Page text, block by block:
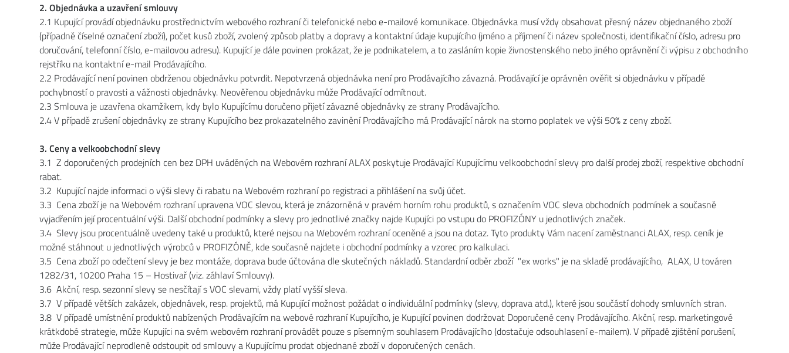
2. Objednávka a uzavření smlouvy
2.1 Kupující provádí objednávku prostřednictvím webového rozhraní či telefonické nebo e-mailové komunikace. Objednávka musí vždy obsahovat přesný název objednaného zboží
(případně číselné označení zboží), počet kusů zboží, zvolený způsob platby a dopravy a kontaktní údaje kupujícího (jméno a příjmení či název společnosti, identifikační číslo, adresu pro
doručování, telefonní číslo, e-mailovou adresu). Kupující je dále povinen prokázat, že je podnikatelem, a to zasláním kopie živnostenského nebo jiného oprávnění či výpisu z obchodního
rejstříku na kontaktní e-mail Prodávajícího.
2.2 Prodávající není povinen obdrženou objednávku potvrdit. Nepotvrzená objednávka není pro Prodávajícího závazná. Prodávající je oprávněn ověřit si objednávku v případě
pochybností o pravosti a vážnosti objednávky. Neověřenou objednávku může Prodávající odmítnout.
2.3 Smlouva je uzavřena okamžikem, kdy bylo Kupujícímu doručeno přijetí závazné objednávky ze strany Prodávajícího.
2.4 V případě zrušení objednávky ze strany Kupujícího bez prokazatelného zavinění Prodávajícího má Prodávající nárok na storno poplatek ve výši 50% z ceny zboží.
3. Ceny a velkoobchodní slevy
3.1 Z doporučených prodejních cen bez DPH uváděných na Webovém rozhraní ALAX poskytuje Prodávající Kupujícímu velkoobchodní slevy pro další prodej zboží, respektive obchodní
rabat.
3.2 Kupující najde informaci o výši slevy či rabatu na Webovém rozhraní po registraci a přihlášení na svůj účet.
3.3 Cena zboží je na Webovém rozhraní upravena VOC slevou, která je znázorněná v pravém horním rohu produktů, s označením VOC sleva obchodních podmínek a současně
vyjadřením její procentuální výši. Další obchodní podmínky a slevy pro jednotlivé značky najde Kupujíci po vstupu do PROFIZÓNY u jednotlivých značek.
3.4 Slevy jsou procentuálně uvedeny také u produktů, které nejsou na Webovém rozhraní oceněné a jsou na dotaz. Tyto produkty Vám nacení zaměstnanci ALAX, resp. ceník je
možné stáhnout u jednotlivých výrobců v PROFIZÓNĚ, kde současně najdete i obchodní podmínky a vzorec pro kalkulaci.
3.5 Cena zboží po odečtení slevy je bez montáže, doprava bude účtována dle skutečných nákladů. Standardní odběr zboží "ex works" je na skladě prodávajícího, ALAX, U továren
1282/31, 10200 Praha 15 – Hostivař (viz. záhlaví Smlouvy).
3.6 Akční, resp. sezonní slevy se nesčítají s VOC slevami, vždy platí vyšší sleva.
3.7 V případě větších zakázek, objednávek, resp. projektů, má Kupující možnost požádat o individuální podmínky (slevy, doprava atd.), které jsou součástí dohody smluvních stran.
3.8 V případě umístnění produktů nabízených Prodávajícím na webové rozhraní Kupujícího, je Kupující povinen dodržovat Doporučené ceny Prodávajícího. Akční, resp. marketingové
krátkdobé strategie, může Kupujíci na svém webovém rozhraní provádět pouze s písemným souhlasem Prodávajícího (dostačuje odsouhlasení e-mailem). V případě zjištění porušení,
může Prodávající neprodleně odstoupit od smlouvy a Kupujícímu prodat objednané zboží v doporučených cenách.